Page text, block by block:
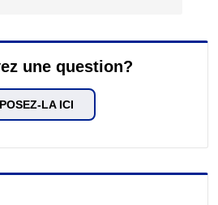
une question?
POSEZ-LA ICI